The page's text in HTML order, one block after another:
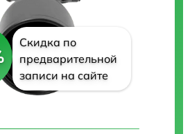
Скидка по
предварительной
записи на сайте